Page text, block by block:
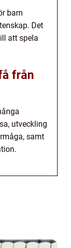
barn
Det
att spela
från
utveckling
samt